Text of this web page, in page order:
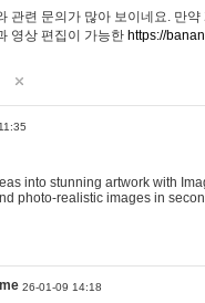
관련 문의가 많아 보이네요. 만
영상 편집이 가능한 https://
into stunning artwork with
photo-realistic images in
26-01-09 14:18